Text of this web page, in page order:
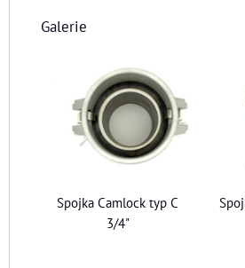
Galerie
Spojka Camlock typ C
3/4"